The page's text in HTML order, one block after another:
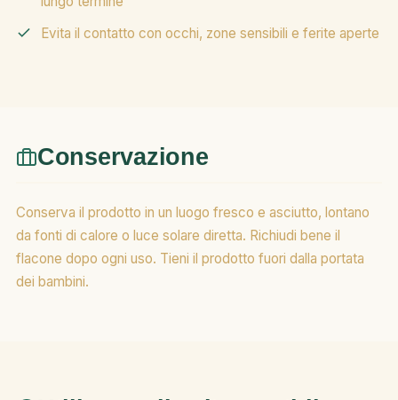
Evita il contatto con occhi, zone sensibili e ferite aperte
Conservazione
Conserva il prodotto in un luogo fresco e asciutto, lontano
da fonti di calore o luce solare diretta. Richiudi bene il
flacone dopo ogni uso. Tieni il prodotto fuori dalla portata
dei bambini.